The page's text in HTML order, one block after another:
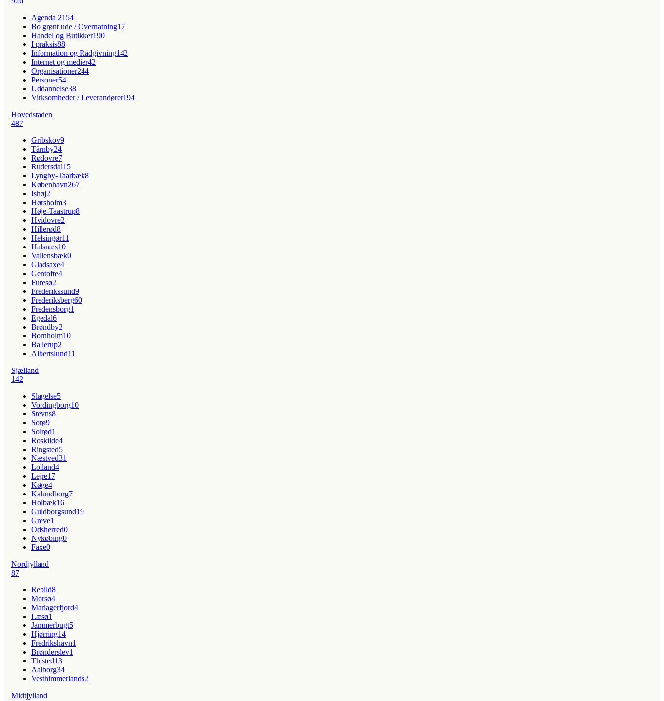
Agenda 21 54
Bo grønt ude / Overnatning17
Handel og Butikker190
I praksis88
Information og Rådgivning142
Internet og medier42
Organisationer244
Personer54
Uddannelse38
Virksomheder / Leverandører194
Hovedstaden
487
Gribskov9
Tårnby24
Rødovre7
Rudersdal15
Lyngby-Taarbæk8
København267
Ishøj2
Hørsholm3
Høje-Taastrup8
Hvidovre2
Hillerød8
Helsingør11
Halsnæs10
Vallensbæk0
Gladsaxe4
Gentofte4
Furesø2
Frederikssund9
Frederiksberg60
Fredensborg1
Egedal6
Brøndby2
Bornholm10
Ballerup2
Albertslund11
Sjælland
142
Slagelse5
Vordingborg10
Stevns8
Sorø9
Solrød1
Roskilde4
Ringsted5
Næstved31
Lolland4
Lejre17
Køge4
Kalundborg7
Holbæk16
Guldborgsund19
Greve1
Odsherred0
Nykøbing0
Faxe0
Nordjylland
87
Rebild8
Morsø4
Mariagerfjord4
Læsø1
Jammerbugt5
Hjørring14
Fredrikshavn1
Brønderslev1
Thisted13
Aalborg34
Vesthimmerlands2
Midtjylland